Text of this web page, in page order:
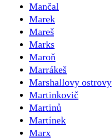
Mančal
Marek
Mareš
Marks
Maroň
Marrákeš
Marshallovy ostrovy
Martinkovič
Martinů
Martínek
Marx